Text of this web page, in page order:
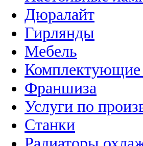
Дюралайт
Гирлянды
Мебель
Комплектующие
Франшиза
Услуги по
Станки